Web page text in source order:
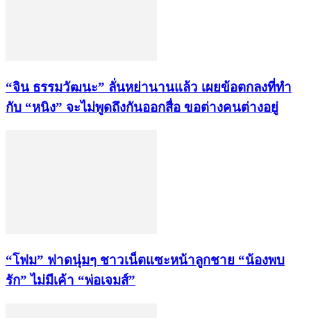
“จิน ธรรมวัฒนะ” ลั่นหย่านานแล้ว เผยข้อตกลงที่ทำ
กับ “หนิง” จะไม่พูดถึงกันออกสื่อ ขอต่างคนต่างอยู่
“โฟม” ฟาดนุ่มๆ ชาวเน็ตแซะหน้าลูกชาย “น้องพบ
รัก” ไม่มีเค้า “พ่อเจมส์”